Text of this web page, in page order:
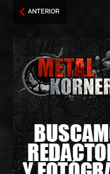
ANTERIOR